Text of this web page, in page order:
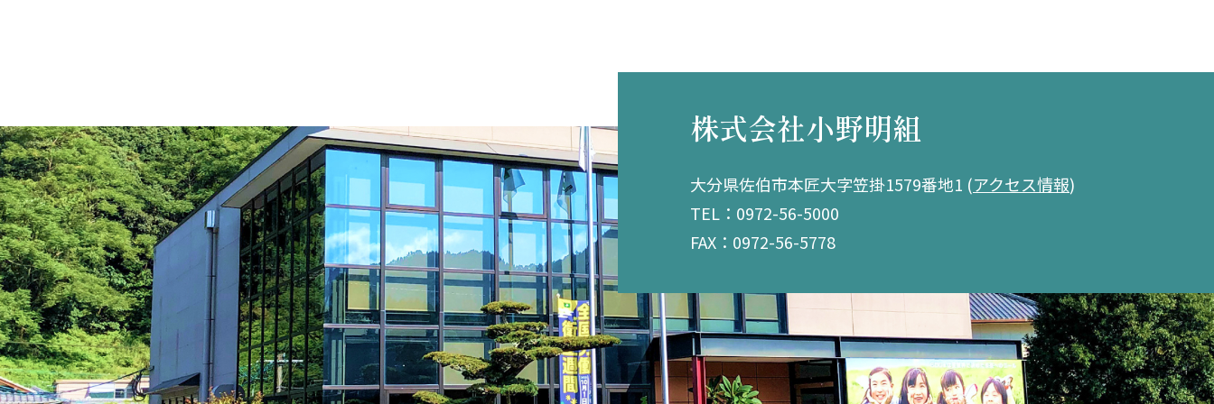
株式会社小野明組
大分県佐伯市本匠大字笠掛1579番地1 (アクセス情報)
TEL：0972-56-5000
FAX：0972-56-5778